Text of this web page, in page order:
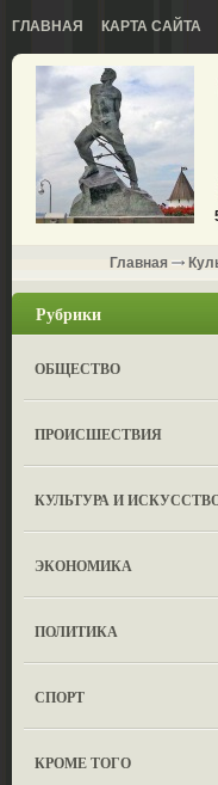
ГЛАВНАЯ КАРТА САЙТА
Главная
Рубрики
ОБЩЕСТВО
ПРОИСШЕСТВИЯ
КУЛЬТУРА И
ЭКОНОМИКА
ПОЛИТИКА
СПОРТ
КРОМЕ ТОГО